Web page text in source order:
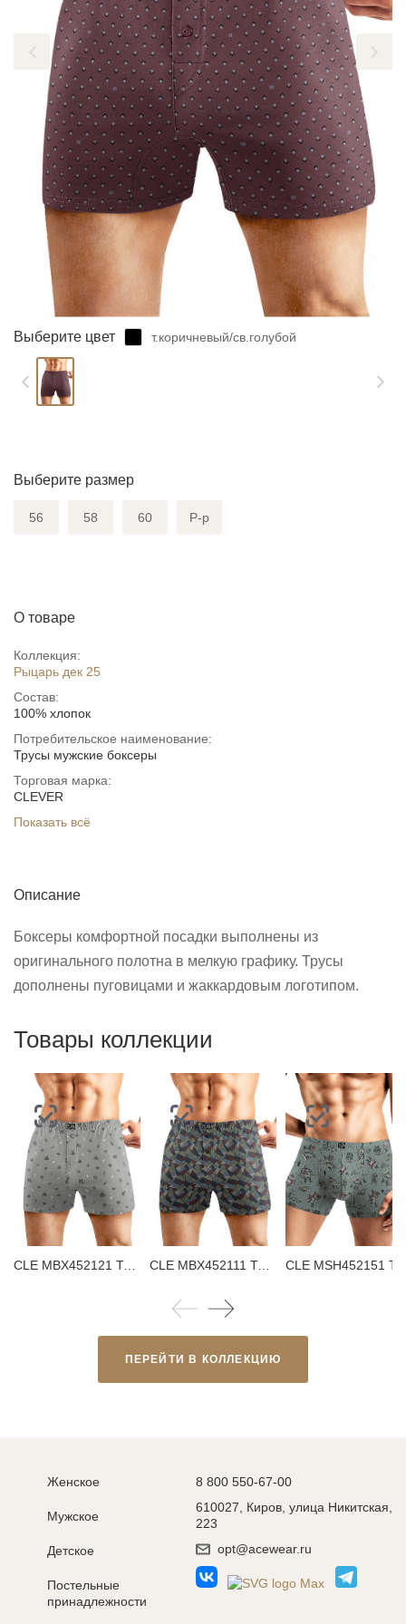
Выберите цвет т.коричневый/св.голубой
Выберите размер
56 58 60 Р-р
О товаре
Коллекция:
Рыцарь дек 25
Состав:
100% хлопок
Потребительское наименование:
Трусы мужские боксеры
Торговая марка:
CLEVER
Показать всё
Описание
Боксеры комфортной посадки выполнены из
оригинального полотна в мелкую графику. Трусы
дополнены пуговицами и жаккардовым логотипом.
Товары коллекции
CLE MBX452121 Трусы мужские боксеры CLE MBX452111 Трусы мужские боксеры
ПЕРЕЙТИ В КОЛЛЕКЦИЮ
Женское
Мужское
Детское
Постельные
принадлежности
8 800 550-67-00
610027, Киров, улица Никитская,
223
opt@acewear.ru